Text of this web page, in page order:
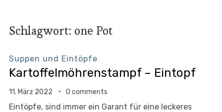
Schlagwort: one Pot
Suppen und Eintöpfe
Kartoffelmöhrenstampf – Eintopf
11. März 2022 0 comments
Eintöpfe, sind immer ein Garant für eine leckeres